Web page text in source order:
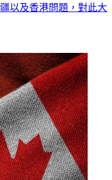
以及香港問題，對此大